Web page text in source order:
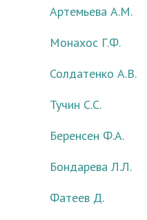
Артемьева А.М.
Монахос Г.Ф.
Солдатенко А.В.
Тучин С.С.
Беренсен Ф.А.
Бондарева Л.Л.
Фатеев Д.